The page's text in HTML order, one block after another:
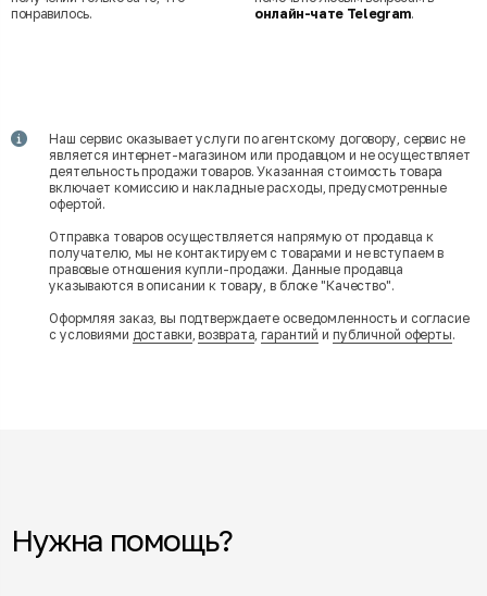
понравилось.
онлайн-чате Telegram.
Наш сервис оказывает услуги по агентскому договору, сервис не
является интернет-магазином или продавцом и не осуществляет
деятельность продажи товаров. Указанная стоимость товара
включает комиссию и накладные расходы, предусмотренные
офертой.
Отправка товаров осуществляется напрямую от продавца к
получателю, мы не контактируем с товарами и не вступаем в
правовые отношения купли-продажи. Данные продавца
указываются в описании к товару, в блоке "Качество".
Оформляя заказ, вы подтверждаете осведомленность и согласие
с условиями доставки,возврата,гарантий и публичной оферты.
Нужна помощь?